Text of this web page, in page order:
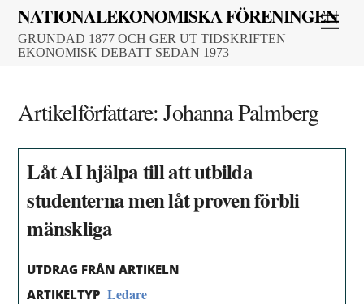
Skip
content
NATIONALEKONOMISKA FÖRENINGEN
GRUNDAD 1877 OCH GER UT TIDSKRIFTEN
EKONOMISK DEBATT SEDAN 1973
Artikelförfattare:Johanna Palmberg
Låt AI hjälpa till att utbilda
studenterna men låt proven förbli
mänskliga
UTDRAG FRÅN ARTIKELN
ARTIKELTYP Ledare